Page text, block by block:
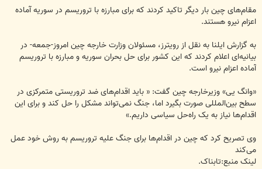
ت
مقام‌های چین بار دیگر تاکید کردند که برای مبارزه با تروریسم در سوریه آماده
اعزام نیرو هستند.
به گزارش ایلنا به نقل از رویترز، مسئولان وزارت خارجه چین امروز-جمعه- در
بیانیه‌ای اعلام کردند که این کشور برای حل بحران سوریه و مبارزه با تروریسم
آماده اعزام نیرو است.
«وانگ یی» وزیرخارجه چین گفت: « باید اقدام‌های ضد تروریستی متمرکزی در
سطح بین‌المللی صورت بگیرد اما، جنگ نمی‌تواند مشکل را حل کند و برای این
اقدام‌ها نیاز به یک راه‌حل سیاسی داریم.»
وی تصریح کرد که چین در اقدام‌ها برای جنگ علیه تروریسم به روش خود عمل
می‌کند
لینک منبع:تابناک.